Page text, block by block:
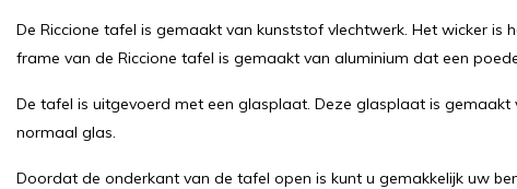
De Riccione tafel is gemaakt van kunststof vlechtwerk. Het wicker is
frame van de Riccione tafel is gemaakt van aluminium dat een
De tafel is uitgevoerd met een glasplaat. Deze glasplaat is gemaakt
normaal glas.
Doordat de onderkant van de tafel open is kunt u gemakkelijk uw